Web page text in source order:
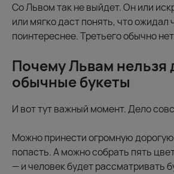
Со Львом так не выйдет. Он или
или мягко даст понять, что ожидал
поинтереснее. Третьего обычно
Почему Львам нельзя
обычные букеты
И вот тут важный момент. Дело
Можно принести огромную дорогую
попасть. А можно собрать пять
— и человек будет рассматривать